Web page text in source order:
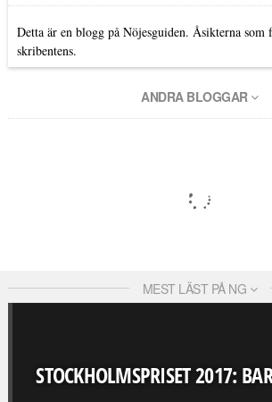
Detta är en blogg på Nöjesguiden. Åsikterna
skribentens.
ANDRA BLOGGAR
MEST LÄST PÅ NG
STOCKHOLMSPRISET 2017: BAR